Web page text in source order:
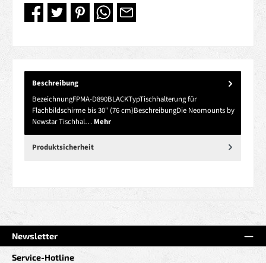
Beschreibung
BezeichnungFPMA-D890BLACKTypTischhalterung für
Flachbildschirme bis 30" (76 cm)BeschreibungDie Neomounts by
Newstar Tischhal… Mehr
Produktsicherheit
Newsletter
Service-Hotline